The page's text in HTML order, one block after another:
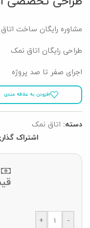
مشاوره رایگان ساخت
طراحی رایگان اتاق نمک
اجرای صفر تا صد پروژه
افزودن به علاقه مندی
دسته: اتاق نمک
اشتراک
-
+